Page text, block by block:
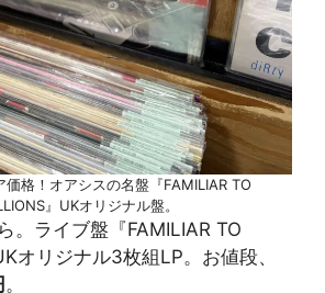
価格！オアシスの名盤『FAMILIAR TO
』UKオリジナル盤。
。ライブ盤『FAMILIAR TO
オリジナル3枚組LP。お値段、
。